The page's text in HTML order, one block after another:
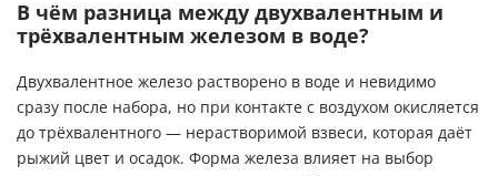
В чём разница между двухвалентным и
трёхвалентным железом в воде?
Двухвалентное железо растворено в воде и невидимо
сразу после набора, но при контакте с воздухом окисляется
до трёхвалентного — нерастворимой взвеси, которая даёт
рыжий цвет и осадок. Форма железа влияет на выбор